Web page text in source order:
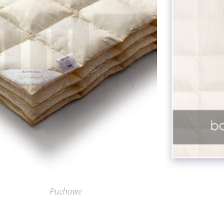
Puchowe